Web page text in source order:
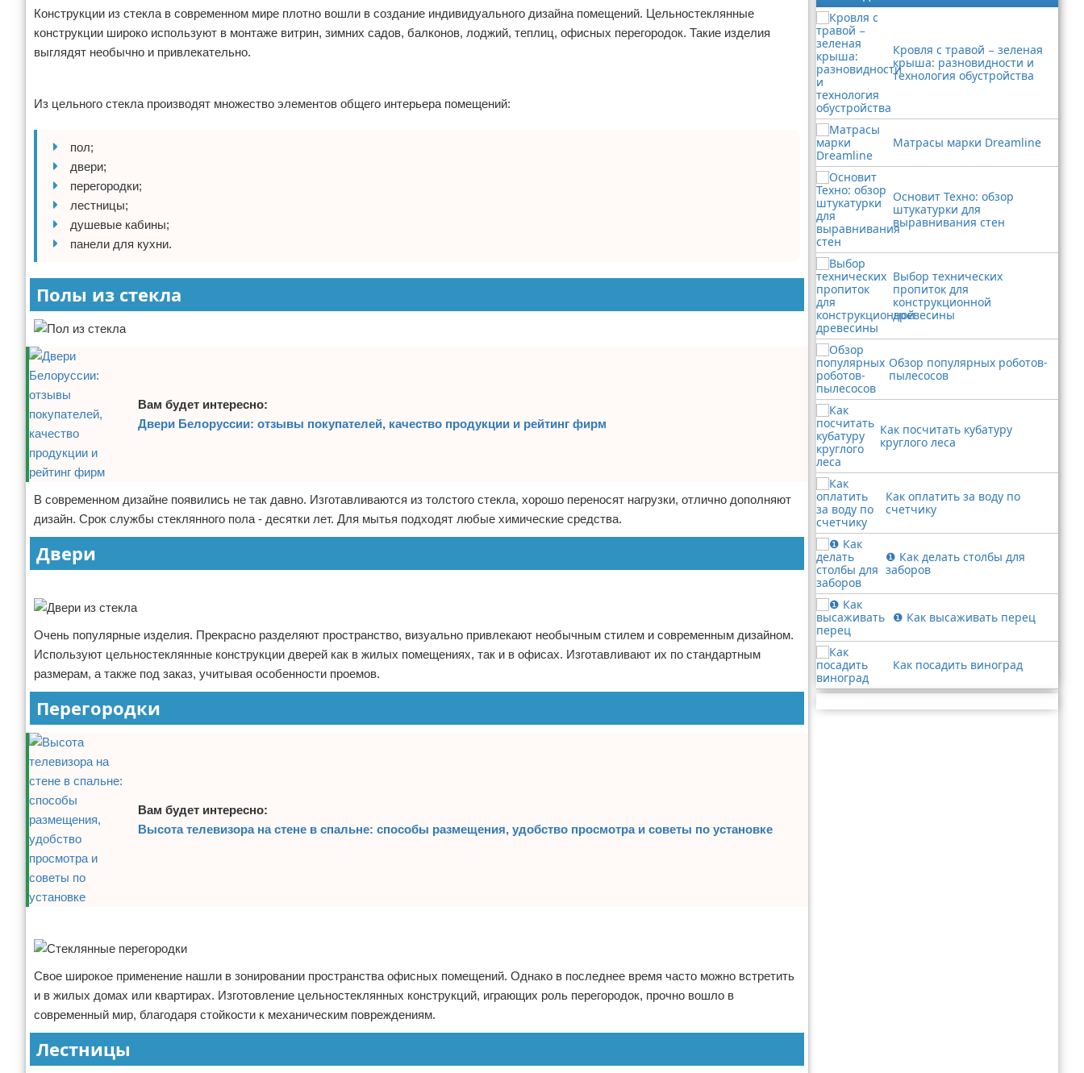
Домашний быт
Коммунальные услуги
Безопасность
Стройматериалы
Разное
Отказ от ответственности
Конструкции из стекла в современном мире плотно вошли в создание индивидуального дизайна помещений. Цельностеклянные
конструкции широко используют в монтаже витрин, зимних садов, балконов, лоджий, теплиц, офисных перегородок. Такие изделия
выглядят необычно и привлекательно.
Из цельного стекла производят множество элементов общего интерьера помещений:
пол;
двери;
перегородки;
лестницы;
душевые кабины;
панели для кухни.
Полы из стекла
Вам будет интересно:
Двери Белоруссии: отзывы покупателей, качество продукции и рейтинг фирм
В современном дизайне появились не так давно. Изготавливаются из толстого стекла, хорошо переносят нагрузки, отлично дополняют
дизайн. Срок службы стеклянного пола - десятки лет. Для мытья подходят любые химические средства.
Двери
Очень популярные изделия. Прекрасно разделяют пространство, визуально привлекают необычным стилем и современным дизайном.
Используют цельностеклянные конструкции дверей как в жилых помещениях, так и в офисах. Изготавливают их по стандартным
размерам, а также под заказ, учитывая особенности проемов.
Перегородки
Вам будет интересно:
Высота телевизора на стене в спальне: способы размещения, удобство просмотра и советы по установке
Свое широкое применение нашли в зонировании пространства офисных помещений. Однако в последнее время часто можно встретить
и в жилых домах или квартирах. Изготовление цельностеклянных конструкций, играющих роль перегородок, прочно вошло в
современный мир, благодаря стойкости к механическим повреждениям.
Лестницы
Кровля с травой − зеленая
крыша: разновидности и
технология обустройства
Матрасы марки Dreamline
Основит Техно: обзор
штукатурки для
выравнивания стен
Выбор технических
пропиток для
конструкционной
древесины
Обзор популярных роботов-
пылесосов
Как посчитать кубатуру
круглого леса
Как оплатить за воду по
счетчику
❶ Как делать столбы для
заборов
❶ Как высаживать перец
Как посадить виноград